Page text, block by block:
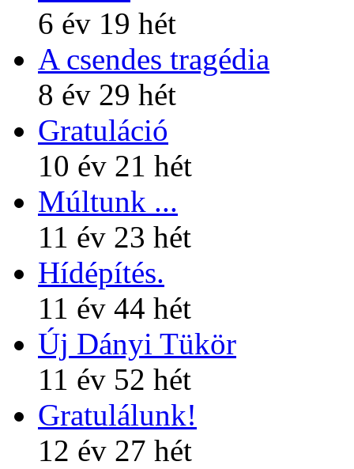
6 év 19 hét
A csendes tragédia
8 év 29 hét
Gratuláció
10 év 21 hét
Múltunk ...
11 év 23 hét
Hídépítés.
11 év 44 hét
Új Dányi Tükör
11 év 52 hét
Gratulálunk!
12 év 27 hét